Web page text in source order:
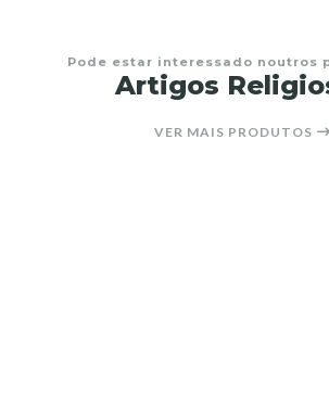
Pode estar interessado noutros
Artigos
VER MAIS PRODUTOS